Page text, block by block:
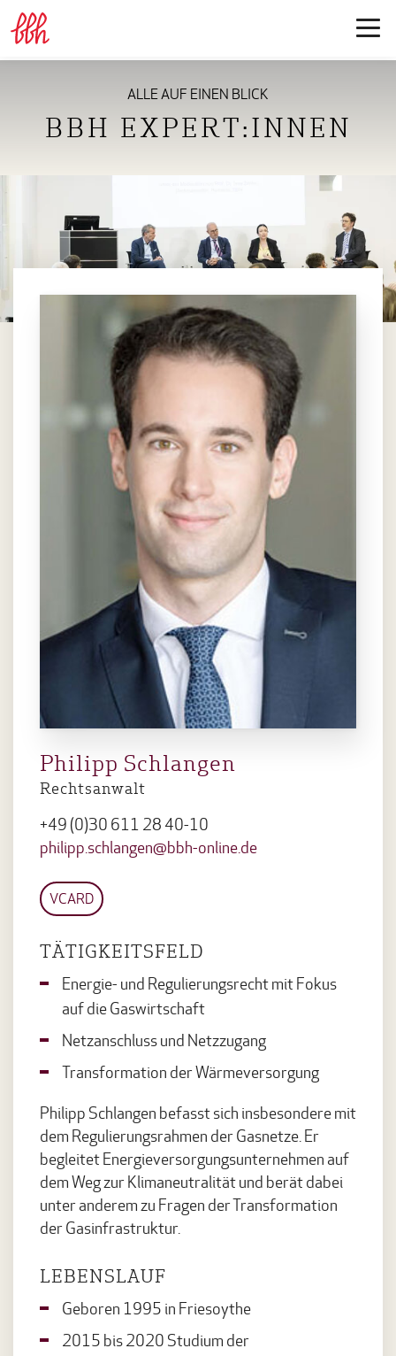
ALLE AUF EINEN BLICK
BBH EXPERT:INNEN
Philipp Schlangen
Rechtsanwalt
+49 (0)30 611 28 40-10
philipp.schlangen@bbh-online.de
VCARD
TÄTIGKEITSFELD
Energie- und Regulierungsrecht mit Fokus
auf die Gaswirtschaft
Netzanschluss und Netzzugang
Transformation der Wärmeversorgung
Philipp Schlangen befasst sich insbesondere mit
dem Regulierungsrahmen der Gasnetze. Er
begleitet Energieversorgungsunternehmen auf
dem Weg zur Klimaneutralität und berät dabei
unter anderem zu Fragen der Transformation
der Gasinfrastruktur.
LEBENSLAUF
Geboren 1995 in Friesoythe
2015 bis 2020 Studium der